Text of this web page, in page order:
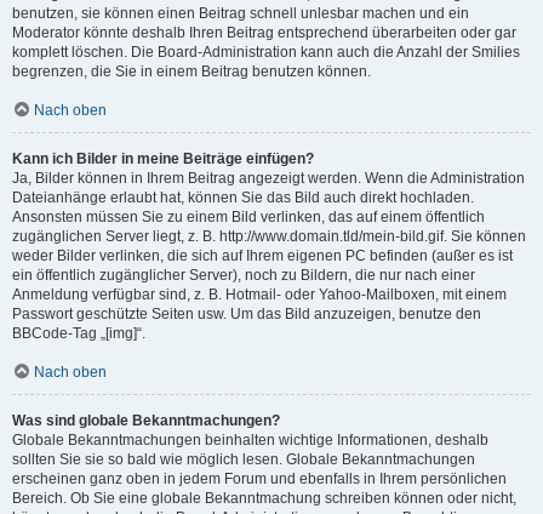
benutzen, sie können einen Beitrag schnell unlesbar machen und ein
Moderator könnte deshalb Ihren Beitrag entsprechend überarbeiten oder gar
komplett löschen. Die Board-Administration kann auch die Anzahl der Smilies
begrenzen, die Sie in einem Beitrag benutzen können.
Nach oben
Kann ich Bilder in meine Beiträge einfügen?
Ja, Bilder können in Ihrem Beitrag angezeigt werden. Wenn die Administration
Dateianhänge erlaubt hat, können Sie das Bild auch direkt hochladen.
Ansonsten müssen Sie zu einem Bild verlinken, das auf einem öffentlich
zugänglichen Server liegt, z. B. http://www.domain.tld/mein-bild.gif. Sie können
weder Bilder verlinken, die sich auf Ihrem eigenen PC befinden (außer es ist
ein öffentlich zugänglicher Server), noch zu Bildern, die nur nach einer
Anmeldung verfügbar sind, z. B. Hotmail- oder Yahoo-Mailboxen, mit einem
Passwort geschützte Seiten usw. Um das Bild anzuzeigen, benutze den
BBCode-Tag „[img]“.
Nach oben
Was sind globale Bekanntmachungen?
Globale Bekanntmachungen beinhalten wichtige Informationen, deshalb
sollten Sie sie so bald wie möglich lesen. Globale Bekanntmachungen
erscheinen ganz oben in jedem Forum und ebenfalls in Ihrem persönlichen
Bereich. Ob Sie eine globale Bekanntmachung schreiben können oder nicht,